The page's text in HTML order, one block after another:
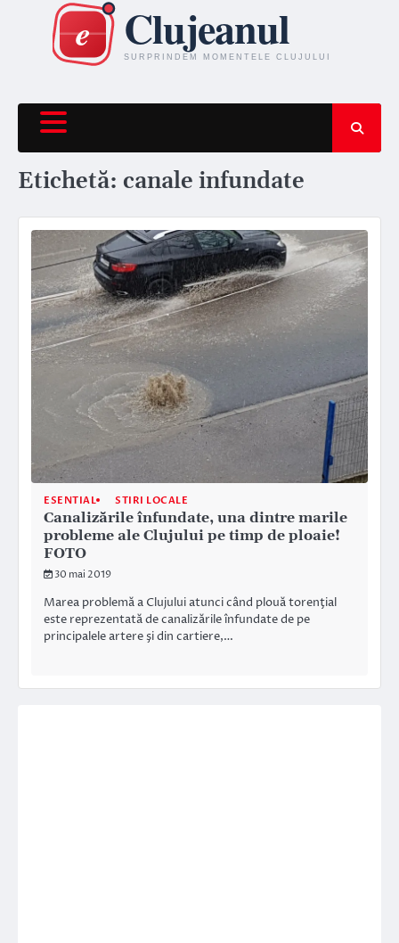
content
Etichetă: canale infundate
ESENTIAL STIRI LOCALE
Canalizările înfundate, una dintre marile
probleme ale Clujului pe timp de ploaie!
FOTO
30 mai 2019
Marea problemă a Clujului atunci când plouă torenţial
este reprezentată de canalizările înfundate de pe
principalele artere şi din cartiere,…